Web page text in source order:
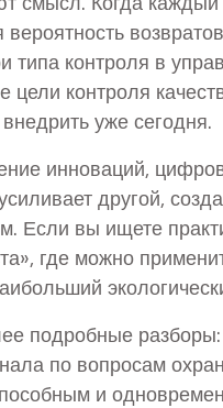
типа контроля в
контроля
уже сегодня.
инноваций,
другой,
Если вы ищете
где можно
подробные
по вопросам
и